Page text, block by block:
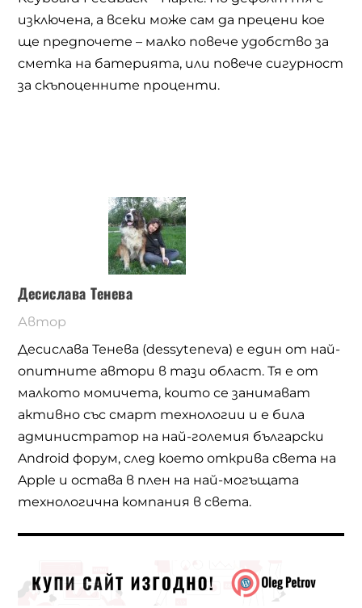
изключена, а всеки може сам да прецени кое
ще предпочете – малко повече удобство за
сметка на батерията, или повече сигурност
за скъпоценните проценти.
Десислава Тенева
Автор
Десислава Тенева (dessyteneva) е един от най-
опитните автори в тази област. Тя е от
малкото момичета, които се занимават
активно със смарт технологии и е била
администратор на най-големия български
Android форум, след което открива света на
Apple и остава в плен на най-могъщата
технологична компания в света.